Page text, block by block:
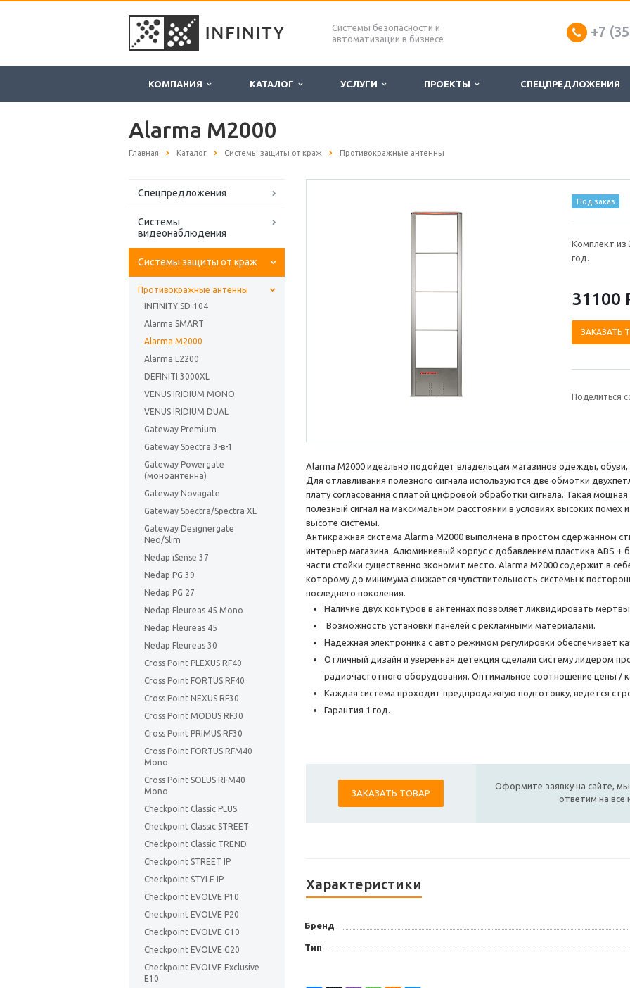
Системы безопасности и
автоматизации в бизнесе
+7
КОМПАНИЯ КАТАЛОГ УСЛУГИ ПРОЕКТЫ СПЕЦПРЕДЛОЖЕНИЯ
Alarma M2000
Главная Каталог Системы защиты от краж Противокражные антенны
Спецпредложения
Системы
видеонаблюдения
Системы защиты от краж
Противокражные антенны
INFINITY SD-104
Alarma SMART
Alarma M2000
Alarma L2200
DEFINITI 3000XL
VENUS IRIDIUM MONO
VENUS IRIDIUM DUAL
Gateway Premium
Gateway Spectra 3-в-1
Gateway Powergate
(моноантенна)
Gateway Novagate
Gateway Spectra/Spectra XL
Gateway Designergate
Neo/Slim
Nedap iSense 37
Nedap PG 39
Nedap PG 27
Nedap Fleureas 45 Mono
Nedap Fleureas 45
Nedap Fleureas 30
Cross Point PLEXUS RF40
Cross Point FORTUS RF40
Cross Point NEXUS RF30
Cross Point MODUS RF30
Cross Point PRIMUS RF30
Cross Point FORTUS RFM40
Mono
Cross Point SOLUS RFM40
Mono
Checkpoint Classic PLUS
Checkpoint Classic STREET
Checkpoint Classic TREND
Checkpoint STREET IP
Checkpoint STYLE IP
Checkpoint EVOLVE P10
Checkpoint EVOLVE P20
Checkpoint EVOLVE G10
Checkpoint EVOLVE G20
Checkpoint EVOLVE Exclusive
E10
Под заказ
Комплект из
год.
31100
ЗАКАЗАТЬ
Поделиться
Alarma M2000 идеально подойдет владельцам магазинов одежды, обуви,
Для отлавливания полезного сигнала используются две обмотки
плату согласования с платой цифровой обработки сигнала. Такая
полезный сигнал на максимальном расстоянии в условиях высоких
высоте системы.
Антикражная система Alarma M2000 выполнена в простом сдержанном
интерьер магазина. Алюминиевый корпус с добавлением пластика ABS +
части стойки существенно экономит место. Alarma M2000 содержит в
которому до минимума снижается чувствительность системы к
последнего поколения.
Наличие двух контуров в антеннах позволяет ликвидировать
Возможность установки панелей с рекламными материалами.
Надежная электроника с авто режимом регулировки обеспечивает
Отличный дизайн и уверенная детекция сделали систему лидером
радиочастотного оборудования. Оптимальное соотношение цены /
Каждая система проходит предпродажную подготовку, ведется
Гарантия 1 год.
ЗАКАЗАТЬ ТОВАР
Оформите заявку на сайте,
ответим на все
Характеристики
Бренд
Тип